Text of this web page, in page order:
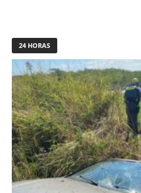
24 HORAS